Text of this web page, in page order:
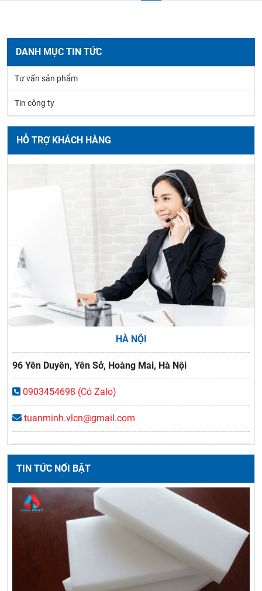
DANH MỤC TIN TỨC
Tư vấn sản phẩm
Tin công ty
HỖ TRỢ KHÁCH HÀNG
HÀ NỘI
96 Yên Duyên, Yên Sở, Hoàng Mai, Hà Nội
0903454698 (Có Zalo)
tuanminh.vlcn@gmail.com
TIN TỨC NỔI BẬT